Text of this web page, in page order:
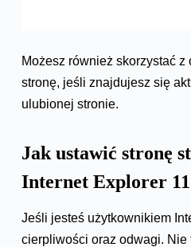
Możesz również skorzystać
stronę, jeśli znajdujesz się
ulubionej stronie.
Jak ustawić stronę
Internet Explorer
Jeśli jesteś użytkownikiem
cierpliwości oraz odwagi. Nie